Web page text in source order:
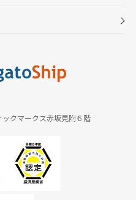
クマークス赤坂見附６階